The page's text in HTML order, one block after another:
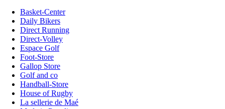
Basket-Center
Daily Bikers
Direct Running
Direct-Volley
Espace Golf
Foot-Store
Gallop Store
Golf and co
Handball-Store
House of Rugby
La sellerie de Maé